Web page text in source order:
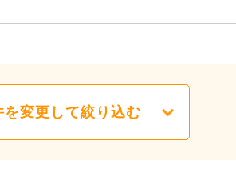
を変更して絞り込む